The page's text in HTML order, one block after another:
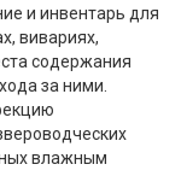
и инвентарь для
вивариях,
содержания
за ними.
влажным